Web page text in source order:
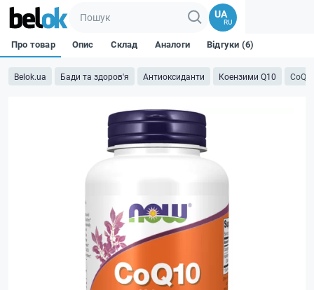
UA
RU
Belok.ua Бади та здоров'я Антиоксиданти Коензими Q10
Про товар Опис Склад Аналоги Відгуки (6)